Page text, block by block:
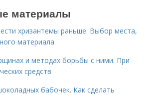
материалы
хризантемы раньше. Выбор места,
материала
и методах борьбы с ними. При
средств
бабочек. Как сделать